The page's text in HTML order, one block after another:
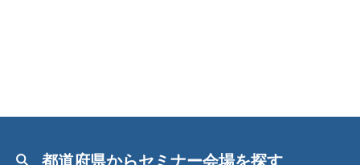
都道府県からセミナー会場を探す